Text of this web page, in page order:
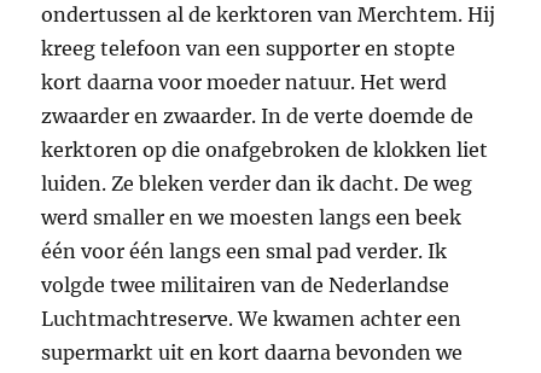
ondertussen al de kerktoren van Merchtem. Hij
kreeg telefoon van een supporter en stopte
kort daarna voor moeder natuur. Het werd
zwaarder en zwaarder. In de verte doemde de
kerktoren op die onafgebroken de klokken liet
luiden. Ze bleken verder dan ik dacht. De weg
werd smaller en we moesten langs een beek
één voor één langs een smal pad verder. Ik
volgde twee militairen van de Nederlandse
Luchtmachtreserve. We kwamen achter een
supermarkt uit en kort daarna bevonden we